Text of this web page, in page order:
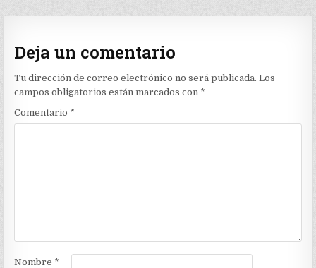
Deja un comentario
Tu dirección de correo electrónico no será publicada. Los
campos obligatorios están marcados con *
Comentario *
Nombre *